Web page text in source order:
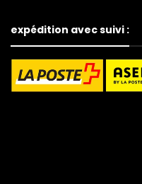
expédition avec suivi :